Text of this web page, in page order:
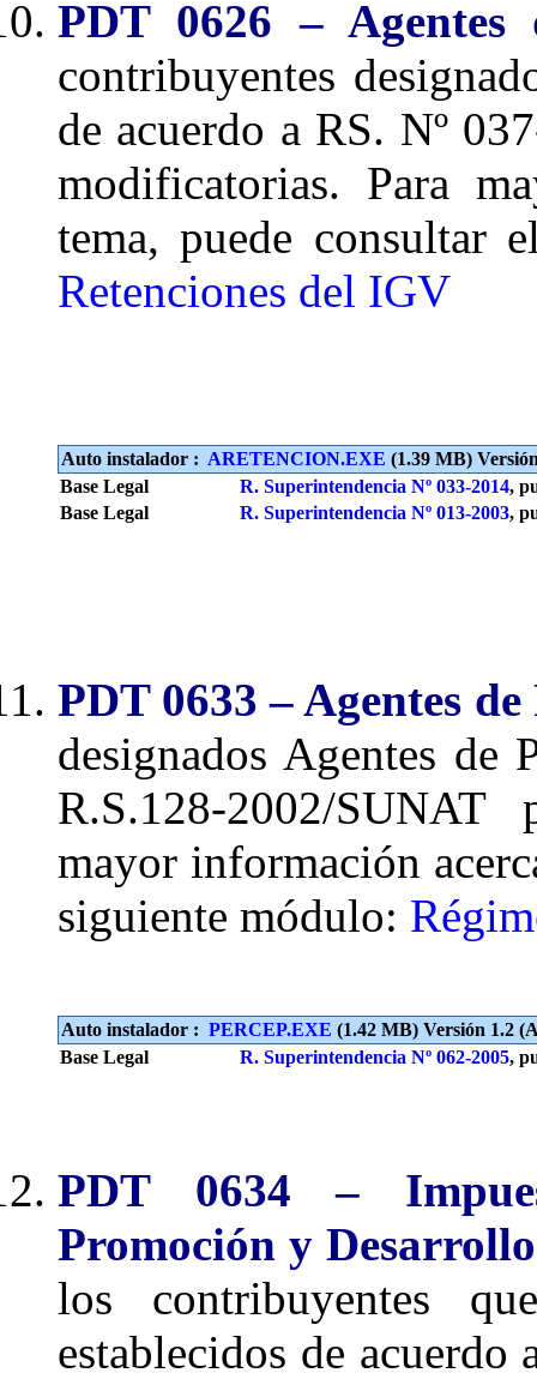
PDT 0626 –
contribuyentes
de acuerdo a RS. Nº
modificatorias. Para
tema, puede consultar
Retenciones del IGV
Auto instalador : ARETENCION.EXE (1.39 MB)
Base Legal
R. Superintendencia Nº 033-2014,
Base Legal
R. Superintendencia Nº 013-2003,
PDT 0633 – Agentes
designados Agentes de
R.S.128-2002/
mayor información
siguiente módulo:
Auto instalador : PERCEP.EXE (1.42 MB) Versión 1.2
Base Legal
R. Superintendencia Nº 062-2005,
PDT 0634 –
Promoción y
los contribuyentes
establecidos de